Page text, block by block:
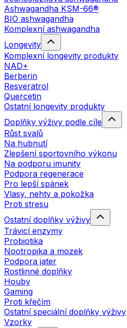
Ashwagandha KSM-66®
BIO ashwagandha
Komplexní ashwagandha
Longevity
Komplexní longevity produkty
NAD+
Berberin
Resveratrol
Quercetin
Ostatní longevity produkty
Doplňky výživy podle cíle
Růst svalů
Na hubnutí
Zlepšení sportovního výkonu
Na podporu imunity
Podpora regenerace
Pro lepší spánek
Vlasy, nehty a pokožka
Proti stresu
Ostatní doplňky výživy
Trávicí enzymy
Probiotika
Nootropika a mozek
Podpora jater
Rostlinné doplňky
Houby
Gaming
Proti křečím
Ostatní speciální doplňky výživy
Vzorky